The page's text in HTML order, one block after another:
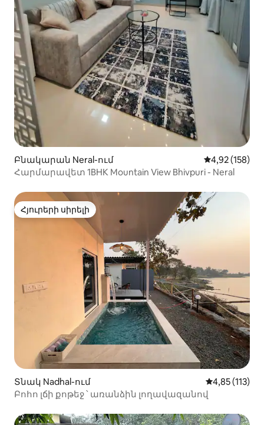
Բնակարան Neral-ում Միջին
4,92 (158)
Հարմարավետ 1BHK Mountain View Bhivpuri - Neral
Հյուրերի սիրելի
Հյուրերի սիրելի
Տնակ Nadhal-ում Միջին
4,85 (113)
Բոհո լճի քոթեջ ՝ առանձին լողավազանով